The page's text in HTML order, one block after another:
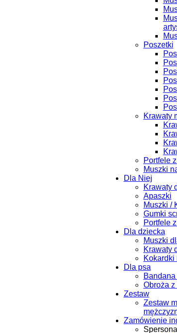
Poszetki
Krawaty
Portfele
Muszki
Dla Niej
Krawaty
Apaszki
Muszki /
Gumki
Portfele
Dla dziecka
Muszki
Krawaty
Kokardki
Dla psa
Obroża z
Zestaw
Zestaw
Zamówienie